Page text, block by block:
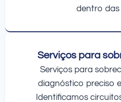
dentro das
Serviços para
Serviços para
diagnóstico preciso
Identificamos